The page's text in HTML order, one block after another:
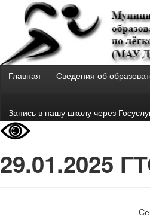
Главная Сведения об
Запись в нашу школу через
29.01.2025